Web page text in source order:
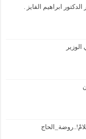
ابراهيم الفايز .